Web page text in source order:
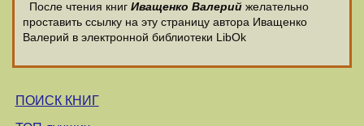
После чтения книг Иващенко Валерий желательно
проставить ссылку на эту страницу автора Иващенко
Валерий в электронной библиотеки LibOk
ПОИСК КНИГ